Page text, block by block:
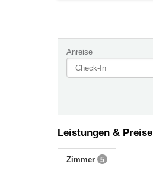
Anreise
Leistungen & Preise
Zimmer 5